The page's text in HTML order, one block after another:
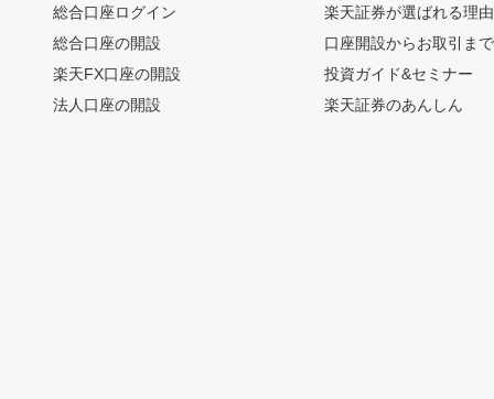
総合口座ログイン
総合口座の開設
楽天FX口座の開設
法人口座の開設
楽天証券が選ばれる理由
口座開設からお取引ま
投資ガイド&セミナー
楽天証券のあんしん